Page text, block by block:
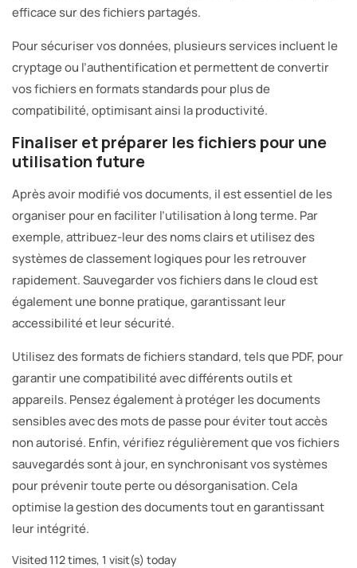
efficace sur des fichiers partagés.
Pour sécuriser vos données, plusieurs services incluent le
cryptage ou l’authentification et permettent de convertir
vos fichiers en formats standards pour plus de
compatibilité, optimisant ainsi la productivité.
Finaliser et préparer les fichiers pour une
utilisation future
Après avoir modifié vos documents, il est essentiel de les
organiser pour en faciliter l’utilisation à long terme. Par
exemple, attribuez-leur des noms clairs et utilisez des
systèmes de classement logiques pour les retrouver
rapidement. Sauvegarder vos fichiers dans le cloud est
également une bonne pratique, garantissant leur
accessibilité et leur sécurité.
Utilisez des formats de fichiers standard, tels que PDF, pour
garantir une compatibilité avec différents outils et
appareils. Pensez également à protéger les documents
sensibles avec des mots de passe pour éviter tout accès
non autorisé. Enfin, vérifiez régulièrement que vos fichiers
sauvegardés sont à jour, en synchronisant vos systèmes
pour prévenir toute perte ou désorganisation. Cela
optimise la gestion des documents tout en garantissant
leur intégrité.
Visited 112 times, 1 visit(s) today